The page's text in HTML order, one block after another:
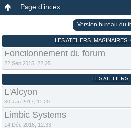
Page d’index
Version bureau du
LES ATELIERS IMAGINAIRES,
Fonctionnement du forum
22 Sep 2015, 22:25
LES ATELIERS
L'Alcyon
30 Jan 2017, 11:20
Limbic Systems
14 Déc 2016, 12:33